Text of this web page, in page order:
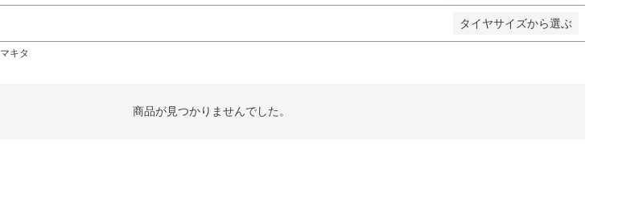
タイヤサイズから選ぶ
マキタ
商品が見つかりませんでした。